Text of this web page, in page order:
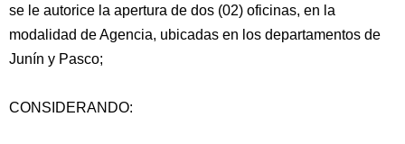
se le autorice la apertura de dos (02) oficinas, en la
modalidad de Agencia, ubicadas en los departamentos de
Junín y Pasco;
CONSIDERANDO: